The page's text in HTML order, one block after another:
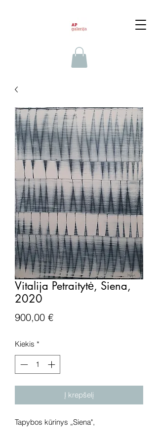
Vitalija Petraitytė, Siena,
2020
900,00 €Price
Kiekis *
Į krepšelį
Tapybos kūrinys „Siena",